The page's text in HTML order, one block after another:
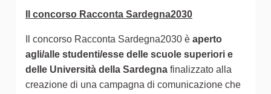
Il concorso Racconta Sardegna2030
Il concorso Racconta Sardegna2030 è aperto
agli/alle studenti/esse delle scuole superiori e
delle Università della Sardegna finalizzato alla
creazione di una campagna di comunicazione che